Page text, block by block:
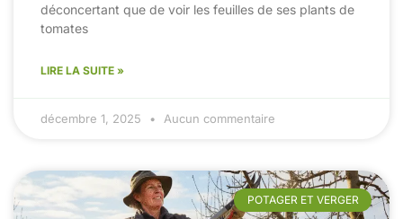
déconcertant que de voir les feuilles de ses plants de
tomates
LIRE LA SUITE »
décembre 1, 2025 Aucun commentaire
POTAGER ET VERGER